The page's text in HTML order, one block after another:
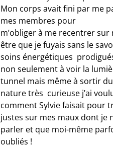
Mon corps avait fini par me
mes membres pour
m’obliger à me recentrer
être que je fuyais sans le
soins énergétiques
non seulement à voir la
tunnel mais même à sortir
nature très curieuse j’ai
comment Sylvie faisait pour
justes sur mes maux dont je
parler et que moi-même
oubliés !